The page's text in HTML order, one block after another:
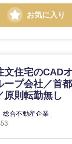
お気に入り
文住宅のCAD
ープ会社／首
原則転勤無し
合不動産企業